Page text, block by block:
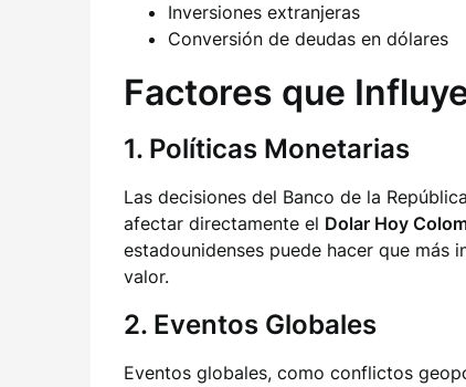
Inversiones extranjeras
Conversión de deudas en dólares
Factores que
1. Políticas Monetarias
Las decisiones del Banco de la
afectar directamente el Dolar Hoy
estadounidenses puede hacer que más
valor.
2. Eventos Globales
Eventos globales, como conflictos